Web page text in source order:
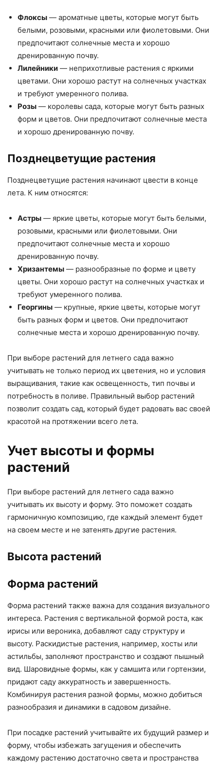
Флоксы — ароматные цветы, которые могут быть
белыми, розовыми, красными или фиолетовыми. Они
предпочитают солнечные места и хорошо
дренированную почву.
Лилейники — неприхотливые растения с яркими
цветами. Они хорошо растут на солнечных участках
и требуют умеренного полива.
Розы — королевы сада, которые могут быть разных
форм и цветов. Они предпочитают солнечные места
и хорошо дренированную почву.
Позднецветущие растения
Позднецветущие растения начинают цвести в конце
лета. К ним относятся:
Астры — яркие цветы, которые могут быть белыми,
розовыми, красными или фиолетовыми. Они
предпочитают солнечные места и хорошо
дренированную почву.
Хризантемы — разнообразные по форме и цвету
цветы. Они хорошо растут на солнечных участках и
требуют умеренного полива.
Георгины — крупные, яркие цветы, которые могут
быть разных форм и цветов. Они предпочитают
солнечные места и хорошо дренированную почву.
При выборе растений для летнего сада важно
учитывать не только период их цветения, но и условия
выращивания, такие как освещенность, тип почвы и
потребность в поливе. Правильный выбор растений
позволит создать сад, который будет радовать вас своей
красотой на протяжении всего лета.
Учет высоты и формы
растений
При выборе растений для летнего сада важно
учитывать их высоту и форму. Это поможет создать
гармоничную композицию, где каждый элемент будет
на своем месте и не затенять другие растения.
Высота растений
Форма растений
Форма растений также важна для создания визуального
интереса. Растения с вертикальной формой роста, как
ирисы или вероника, добавляют саду структуру и
высоту. Раскидистые растения, например, хосты или
астильбы, заполняют пространство и создают пышный
вид. Шаровидные формы, как у самшита или гортензии,
придают саду аккуратность и завершенность.
Комбинируя растения разной формы, можно добиться
разнообразия и динамики в садовом дизайне.
При посадке растений учитывайте их будущий размер и
форму, чтобы избежать загущения и обеспечить
каждому растению достаточно света и пространства